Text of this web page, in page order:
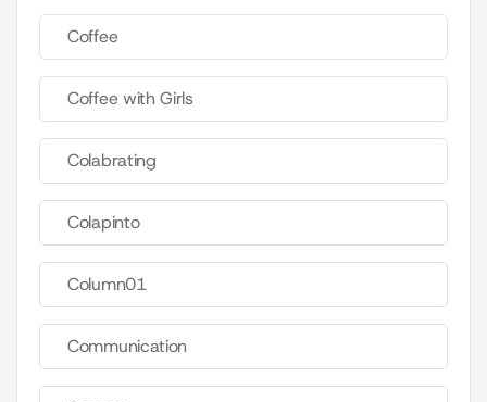
Coffee
Coffee with Girls
Colabrating
Colapinto
Column01
Communication